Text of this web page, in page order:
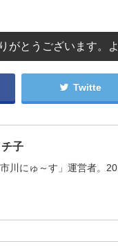
がとうございます。
Twitte
子
市川にゅ～す」運営者。